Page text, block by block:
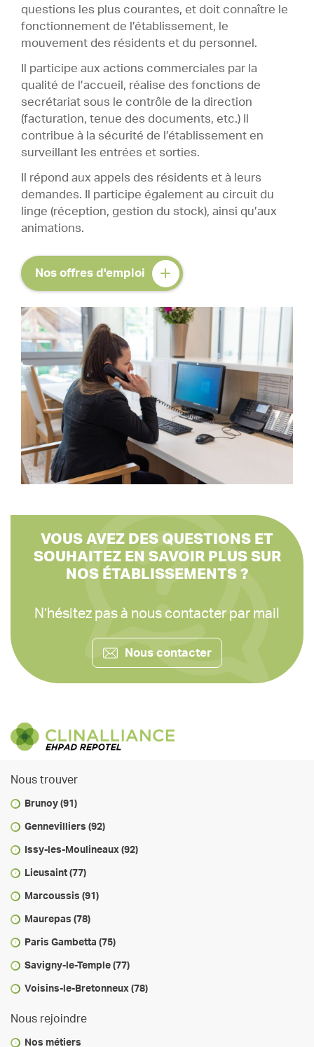
questions les plus courantes, et doit connaître le
fonctionnement de l’établissement, le
mouvement des résidents et du personnel.
Il participe aux actions commerciales par la
qualité de l’accueil, réalise des fonctions de
secrétariat sous le contrôle de la direction
(facturation, tenue des documents, etc.) Il
contribue à la sécurité de l’établissement en
surveillant les entrées et sorties.
Il répond aux appels des résidents et à leurs
demandes. Il participe également au circuit du
linge (réception, gestion du stock), ainsi qu’aux
animations.
Nos offres d'emploi
VOUS AVEZ DES QUESTIONS ET
SOUHAITEZ EN SAVOIR PLUS SUR
NOS ÉTABLISSEMENTS ?
N’hésitez pas à nous contacter par mail
Nous contacter
Nous trouver
Brunoy (91)
Gennevilliers (92)
Issy-les-Moulineaux (92)
Lieusaint (77)
Marcoussis (91)
Maurepas (78)
Paris Gambetta (75)
Savigny-le-Temple (77)
Voisins-le-Bretonneux (78)
Nous rejoindre
Nos métiers